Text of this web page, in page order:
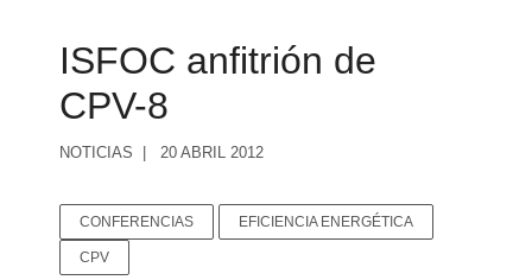
ISFOC anfitrión de
CPV-8
NOTICIAS 20 ABRIL 2012
CONFERENCIAS EFICIENCIA ENERGÉTICA
CPV